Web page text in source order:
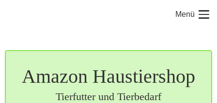
Menü
Amazon Haustiershop
Tierfutter und Tierbedarf